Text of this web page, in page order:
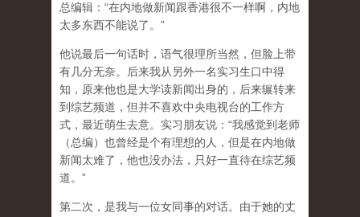
总编辑：“在内地做新闻跟香港很不一样啊，内地
太多东西不能说了。”
他说最后一句话时，语气很理所当然，但脸上带
有几分无奈。后来我从另外一名实习生口中得
知，原来他也是大学读新闻出身的，后来辗转来
到综艺频道，但并不喜欢中央电视台的工作方
式，最近萌生去意。实习朋友说：“我感觉到老师
（总编）也曾经是个有理想的人，但是在内地做
新闻太难了，他也没办法，只好一直待在综艺频
道。”
第二次，是我与一位女同事的对话。由于她的丈